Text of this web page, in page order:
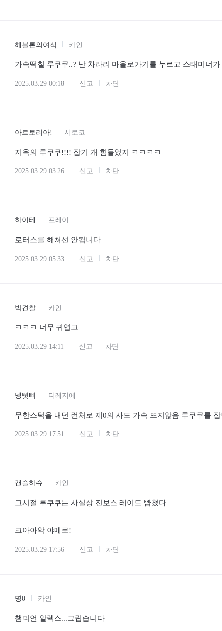
헤블론의여식 카인
가속떡칠 루쿠쿠..? 난 차라리 마을로가기를 누르고 스태미너
2025.03.29 00:18 신고 차단
아르토리아! 시로코
지옥의 루쿠쿠!!!! 잡기 개 힘들었지 ㅋㅋㅋㅋ
2025.03.29 03:26 신고 차단
하이테 프레이
로터스를 해쳐선 안됩니다
2025.03.29 05:33 신고 차단
박견찰 카인
ㅋㅋㅋ 너무 귀엽고
2025.03.29 14:11 신고 차단
넹삣삐 디레지에
무한스턱을 내던 런처로 제0의 사도 가속 뜨지않음 루쿠쿠를
2025.03.29 17:51 신고 차단
캔슬하슈 카인
그시절 루쿠쿠는 사실상 진보스 레이드 뺨쳤다
크아아악 야메로!
2025.03.29 17:56 신고 차단
명0 카인
챔피언 알렉스...그립습니다